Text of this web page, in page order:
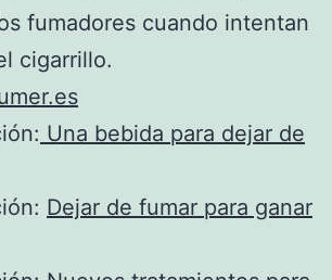
fumadores cuando intentan
cigarrillo.
Una bebida para dejar de
Dejar de fumar para ganar